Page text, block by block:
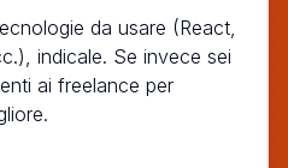
da usare (React,
indicale. Se invece sei
ai freelance per